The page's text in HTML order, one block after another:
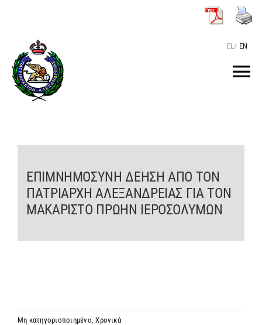
περιεχόμενο
EL/ EN
ΤΟ ΠΑΤΡΙΑΡΧΕΙΟ
ΕΠΙΜΝΗΜΟΣΥΝΗ ΔΕΗΣΗ ΑΠΟ ΤΟΝ
ΠΑΤΡΙΑΡΧΗ ΑΛΕΞΑΝΔΡΕΙΑΣ ΓΙΑ ΤΟΝ
ΜΑΚΑΡΙΣΤΟ ΠΡΩΗΝ ΙΕΡΟΣΟΛΥΜΩΝ
Μη κατηγοριοποιημένο,Χρονικά